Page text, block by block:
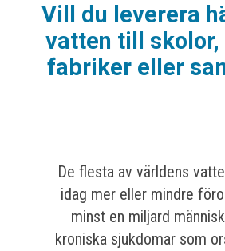
Vill du leverera
vatten till skolor,
fabriker eller
De flesta av världens
idag mer eller mindre
minst en miljard
kroniska sjukdomar som